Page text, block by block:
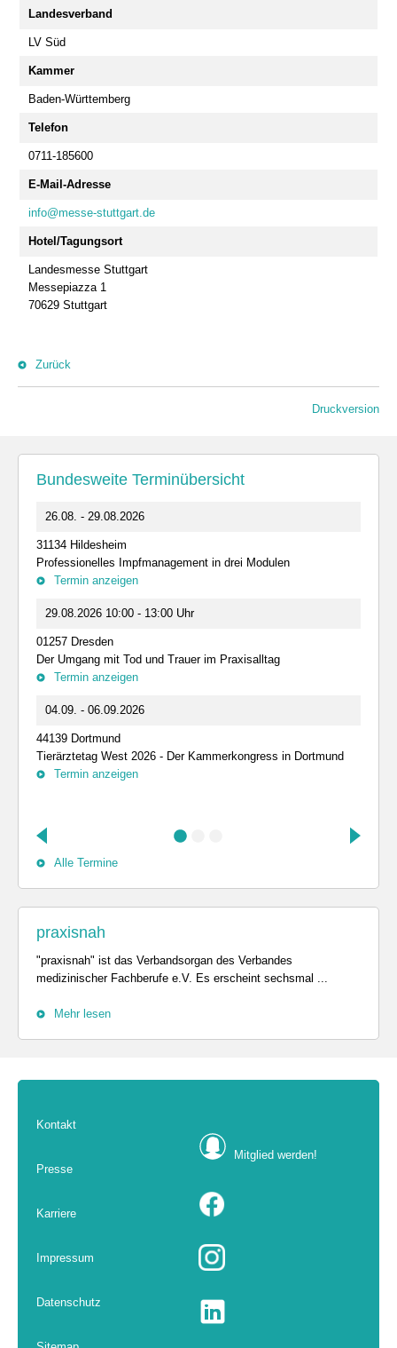
Landesverband
LV Süd
Kammer
Baden-Württemberg
Telefon
0711-185600
E-Mail-Adresse
info@messe-stuttgart.de
Hotel/Tagungsort
Landesmesse Stuttgart
Messepiazza 1
70629 Stuttgart
Zurück
Druckversion
Bundesweite Terminübersicht
26.08. - 29.08.2026
31134 Hildesheim
Professionelles Impfmanagement in drei Modulen
Termin anzeigen
29.08.2026 10:00 - 13:00 Uhr
01257 Dresden
Der Umgang mit Tod und Trauer im Praxisalltag
Termin anzeigen
04.09. - 06.09.2026
44139 Dortmund
Tierärztetag West 2026 - Der Kammerkongress in Dortmund
Termin anzeigen
Alle Termine
praxisnah
"praxisnah" ist das Verbandsorgan des Verbandes
medizinischer Fachberufe e.V. Es erscheint sechsmal ...
Mehr lesen
Kontakt
Presse
Karriere
Impressum
Datenschutz
Mitglied werden!